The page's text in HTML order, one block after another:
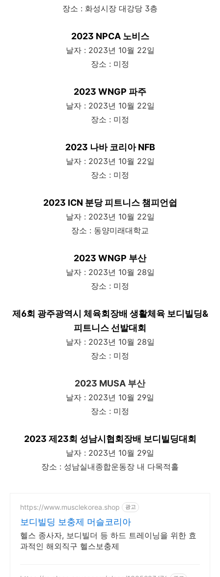
장소 : 화성시장 대강당 3층
2023 NPCA 노비스
날자 : 2023년 10월 22일
장소 : 미정
2023 WNGP 파주
날자 : 2023년 10월 22일
장소 : 미정
2023 나바 코리아 NFB
날자 : 2023년 10월 22일
장소 : 미정
2023 ICN 분당 피트니스 챔피언쉽
날자 : 2023년 10월 22일
장소 : 동양미래대학교
2023 WNGP 부산
날자 : 2023년 10월 28일
장소 : 미정
제6회 광주광역시 체육회장배 생활체육 보디빌딩&
피트니스 선발대회
날자 : 2023년 10월 28일
장소 : 미정
2023 MUSA 부산
날자 : 2023년 10월 29일
장소 : 미정
2023 제23회 성남시협회장배 보디빌딩대회
날자 : 2023년 10월 29일
장소 : 성남실내종합운동장 내 다목적홀
https://www.musclekorea.shop 광고
보디빌딩 보충제 머슬코리아
헬스 종사자, 보디빌더 등 하드 트레이닝을 위한 효
과적인 해외직구 헬스보충제